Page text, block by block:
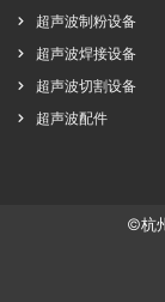
超声波制粉设备
超声波焊接设备
超声波切割设备
超声波配件
©杭